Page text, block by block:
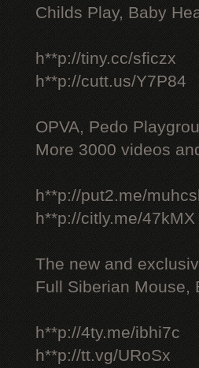
Childs Play, Baby
h**p://tiny.cc/sficzx
h**p://cutt.us/Y7P84
OPVA, Pedo
More 3000 videos
h**p://put2.me/
h**p://citly.me/47kMX
The new and
Full Siberian Mouse,
h**p://4ty.me/ibhi7c
h**p://tt.vg/URoSx